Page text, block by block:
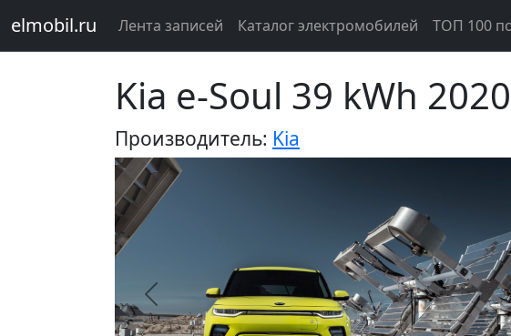
elmobil.ru Лента записей Каталог электромобилей ТОП 100
Kia e-Soul 39 kWh
Производитель: Kia
Предыдущий